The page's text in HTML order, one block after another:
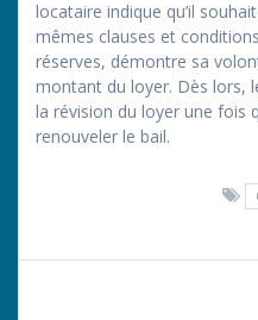
locataire indique qu’il
mêmes clauses et
réserves, démontre sa
montant du loyer. Dès lors,
la révision du loyer une fois
renouveler le bail.